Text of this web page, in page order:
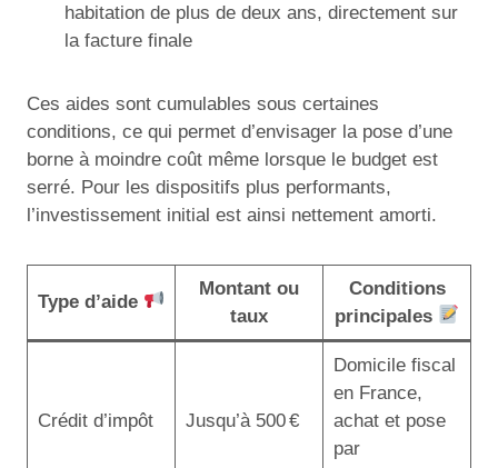
habitation de plus de deux ans, directement sur
la facture finale
Ces aides sont cumulables sous certaines
conditions, ce qui permet d’envisager la pose d’une
borne à moindre coût même lorsque le budget est
serré. Pour les dispositifs plus performants,
l’investissement initial est ainsi nettement amorti.
Type d’aide
Montant ou
taux
Conditions
principales
Crédit d’impôt Jusqu’à 500 €
Domicile fiscal
en France,
achat et pose
par